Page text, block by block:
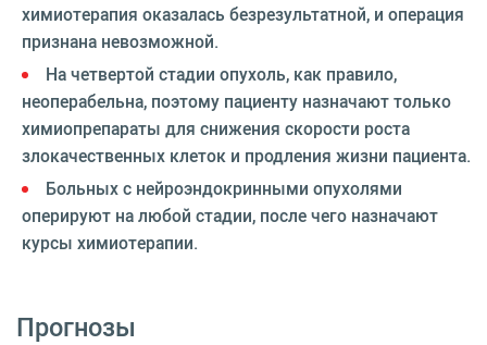
химиотерапия оказалась безрезультатной, и операция
признана невозможной.
На четвертой стадии опухоль, как правило,
неоперабельна, поэтому пациенту назначают только
химиопрепараты для снижения скорости роста
злокачественных клеток и продления жизни пациента.
Больных с нейроэндокринными опухолями
оперируют на любой стадии, после чего назначают
курсы химиотерапии.
Прогнозы